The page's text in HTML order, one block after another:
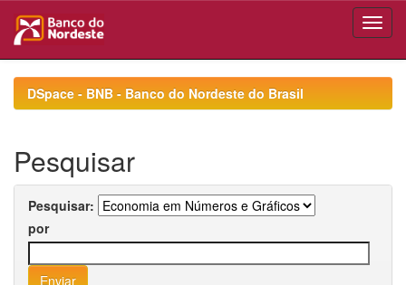
navigationDSpace - BNB - Banco do Nordeste do Brasil
Pesquisar
Pesquisar:
por